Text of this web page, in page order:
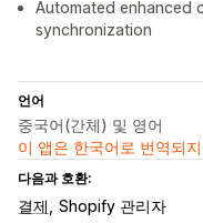
Automated enhanced
synchronization
언어
중국어(간체) 및 영어
이 앱은 한국어로 번역되
다음과 호환:
결제 Shopify 관리자